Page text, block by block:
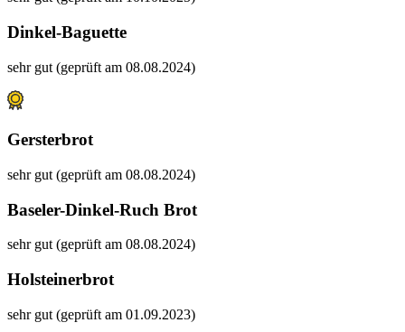
Dinkel-Baguette
sehr gut (geprüft am 08.08.2024)
Gersterbrot
sehr gut (geprüft am 08.08.2024)
Baseler-Dinkel-Ruch Brot
sehr gut (geprüft am 08.08.2024)
Holsteinerbrot
sehr gut (geprüft am 01.09.2023)